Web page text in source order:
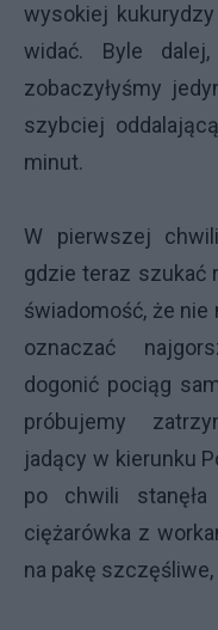
wysokiej
widać. Byle
zobaczyłyśmy
szybciej
minut.
W pierwszej
gdzie teraz szukać
świadomość, że nie
oznaczać
dogonić pociąg
próbujemy
jadący w kierunku
po chwili stanęła
ciężarówka z
na pakę